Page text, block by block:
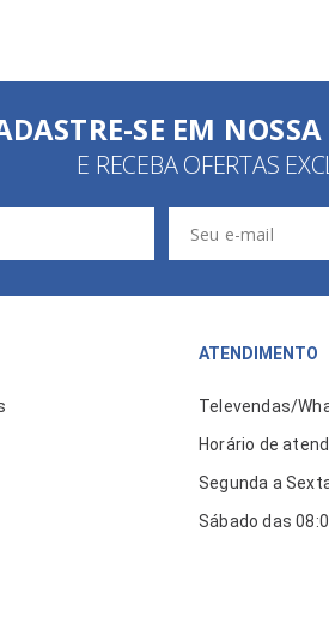
SE EM
E RECEBA OFERTAS
ATENDIMENTO
Televendas/
Horário de
Segunda a
Sábado das